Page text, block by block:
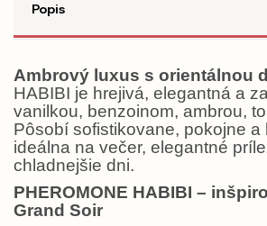
Popis
Ambrový luxus s orientálnou
HABIBI je hrejivá, elegantná a
vanilkou, benzoinom, ambrou,
Pôsobí sofistikovane, pokojne
ideálna na večer, elegantné
chladnejšie dni.
PHEROMONE HABIBI –
Grand Soir